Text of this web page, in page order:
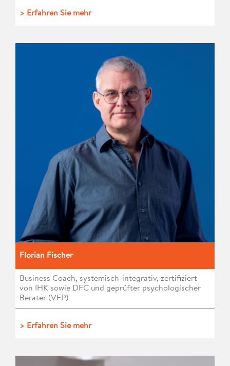
> Erfahren Sie mehr
Florian Fischer
Business Coach, systemisch-integrativ, zertifiziert
von IHK sowie DFC und geprüfter psychologischer
Berater (VFP)
> Erfahren Sie mehr